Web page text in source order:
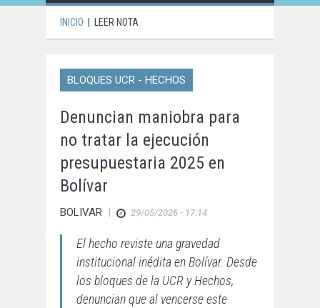
INICIO LEER NOTA
BLOQUES UCR - HECHOS
Denuncian maniobra para
no tratar la ejecución
presupuestaria 2025 en
Bolívar
BOLIVAR | 29/05/2026 - 17:14
El hecho reviste una gravedad
institucional inédita en Bolívar. Desde
los bloques de la UCR y Hechos,
denuncian que al vencerse este